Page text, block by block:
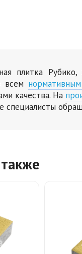
плитка
всем
качества. На
специалисты